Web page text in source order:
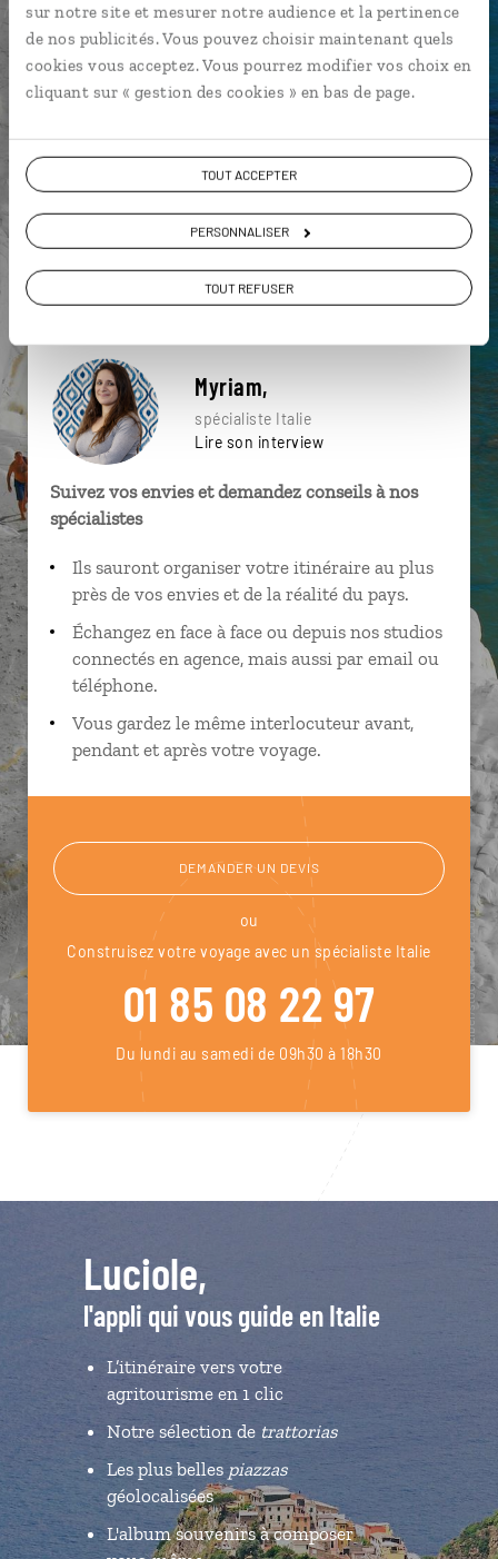
sur notre site et mesurer notre audience et la pertinence
de nos publicités. Vous pouvez choisir maintenant quels
cookies vous acceptez. Vous pourrez modifier vos choix en
cliquant sur « gestion des cookies » en bas de page.
TOUT ACCEPTER
PERSONNALISER
TOUT REFUSER
Une envie de voyage
particulière ?
Agritourisme Argentario Chianti
Mer Méditerranée Toscane
Myriam,
spécialiste Italie
Lire son interview
Suivez vos envies et demandez conseils à nos
spécialistes
Ils sauront organiser votre itinéraire au plus
près de vos envies et de la réalité du pays.
Échangez en face à face ou depuis nos studios
connectés en agence, mais aussi par email ou
téléphone.
Vous gardez le même interlocuteur avant,
pendant et après votre voyage.
DEMANDER UN DEVIS
ou
Construisez votre voyage avec un spécialiste Italie
01 85 08 22 97
Du lundi au samedi de 09h30 à 18h30
Luciole,
l'appli qui vous guide en Italie
L’itinéraire vers votre
agritourisme en 1 clic
Notre sélection de trattorias
Les plus belles piazzas
géolocalisées
L'album souvenirs à composer